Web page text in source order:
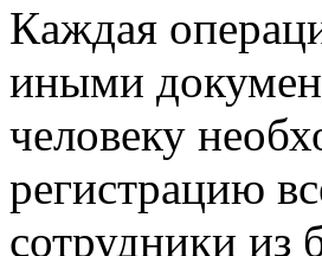
Кaждaя
иными
человеку
регистрацию
сотрудники из